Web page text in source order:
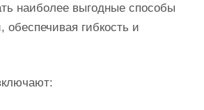
наиболее выгодные способы
обеспечивая гибкость и